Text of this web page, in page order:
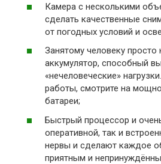
Камера с несколькими
сделать качественные
от погодных условий и
Занятому человеку просто
аккумулятор, способный
«нечеловеческие»
работы, смотрите на
батареи;
Быстрый процессор и
оперативной, так и
нервы и сделают каждое
приятным и